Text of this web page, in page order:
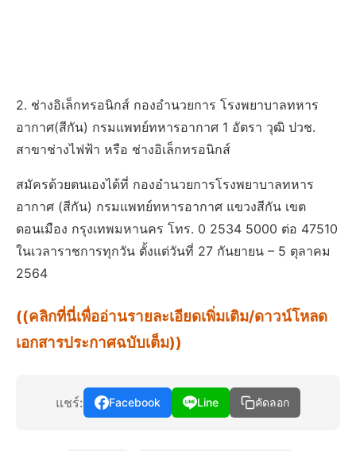
2. ช่างอิเล็กทรอนิกส์ กองอำนวยการ โรงพยาบาลทหาร
อากาศ(สีกัน) กรมแพทย์ทหารอากาศ 1 อัตรา วุฒิ ปวช.
สาขาช่างไฟฟ้า หรือ ช่างอิเล็กทรอนิกส์
สมัครด้วยตนเองได้ที่ กองอำนวยการโรงพยาบาลทหาร
อากาศ (สีกัน) กรมแพทย์ทหารอากาศ แขวงสีกัน เขต
ดอนเมือง กรุงเทพมหานคร โทร. 0 2534 5000 ต่อ 47510
ในเวลาราชการทุกวัน ตั้งแต่วันที่ 27 กันยายน – 5 ตุลาคม
2564
((คลิกที่นี่เพื่ออ่านรายละเอียดเพิ่มเติม/ดาวน์โหลด
เอกสารประกาศฉบับเต็ม))
แชร์: Facebook Line คัดลอก